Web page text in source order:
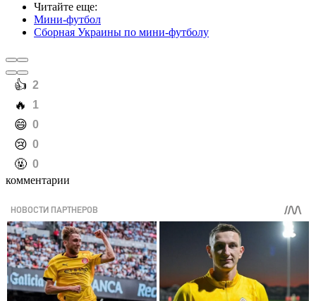
Читайте еще:
Мини-футбол
Сборная Украины по мини-футболу
️👍 2
️🔥 1
️😄 0
️😢 0
️🤬 0
комментарии